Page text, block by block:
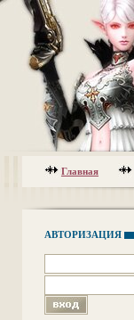
Главная
АВТОРИЗАЦИЯ